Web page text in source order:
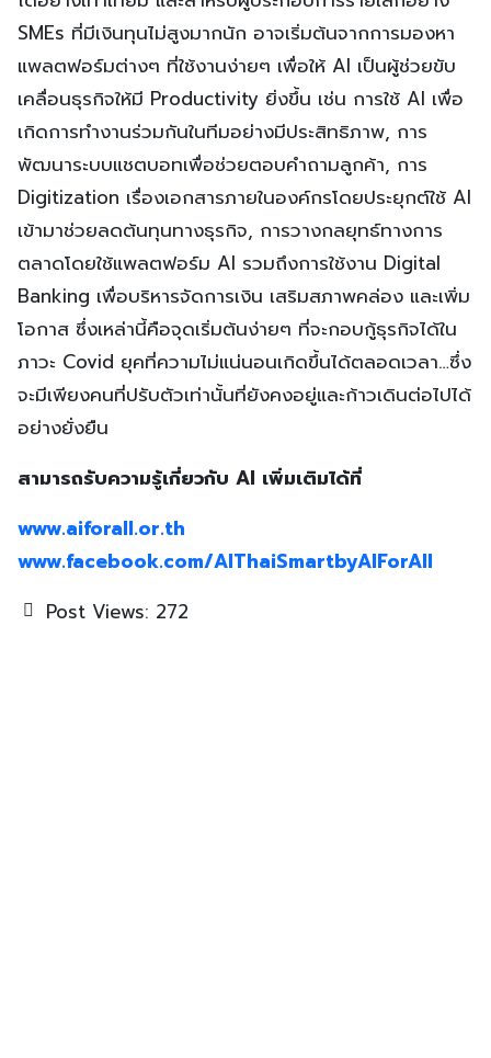
SMEs ที่มีเงินทุนไม่สูงมากนัก อาจเริ่มต้นจากการมองหา
แพลตฟอร์มต่างๆ ที่ใช้งานง่ายๆ เพื่อให้ AI เป็นผู้ช่วยขับ
เคลื่อนธุรกิจให้มี Productivity ยิ่งขึ้น เช่น การใช้ AI เพื่อ
เกิดการทำงานร่วมกันในทีมอย่างมีประสิทธิภาพ, การ
พัฒนาระบบแชตบอทเพื่อช่วยตอบคำถามลูกค้า, การ
Digitization เรื่องเอกสารภายในองค์กรโดยประยุกต์ใช้ AI
เข้ามาช่วยลดต้นทุนทางธุรกิจ, การวางกลยุทธ์ทางการ
ตลาดโดยใช้แพลตฟอร์ม AI รวมถึงการใช้งาน Digital
Banking เพื่อบริหารจัดการเงิน เสริมสภาพคล่อง และเพิ่ม
โอกาส ซึ่งเหล่านี้คือจุดเริ่มต้นง่ายๆ ที่จะกอบกู้ธุรกิจได้ใน
ภาวะ Covid ยุคที่ความไม่แน่นอนเกิดขึ้นได้ตลอดเวลา…ซึ่ง
จะมีเพียงคนที่ปรับตัวเท่านั้นที่ยังคงอยู่และก้าวเดินต่อไปได้
อย่างยั่งยืน
สามารถรับความรู้เกี่ยวกับ AI เพิ่มเติมได้ที่
www.aiforall.or.th
www.facebook.com/AIThaiSmartbyAIForAll
Post Views: 272